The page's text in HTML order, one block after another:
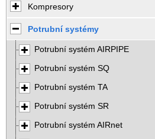
Kompresory
Potrubní systémy
Potrubní systém AIRPIPE
Potrubní systém SQ
Potrubní systém TA
Potrubní systém SR
Potrubní systém AIRnet